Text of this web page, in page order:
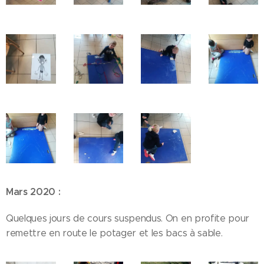
Mars 2020 :
Quelques jours de cours suspendus. On en profite pour
remettre en route le potager et les bacs à sable.